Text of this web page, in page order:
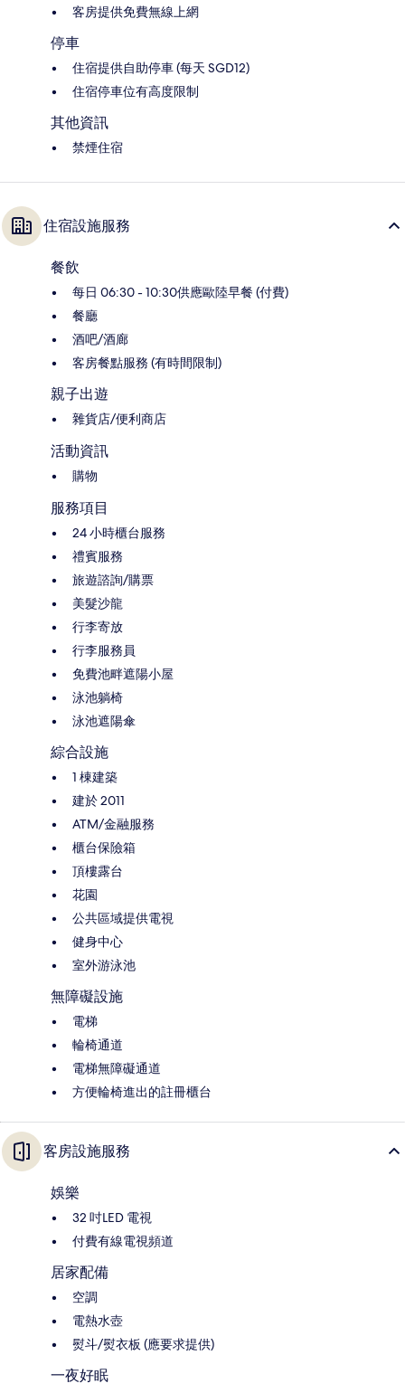
客房提供免費無線上網
停車
住宿提供自助停車 (每天 SGD12)
住宿停車位有高度限制
其他資訊
禁煙住宿
住宿設施服務
餐飲
每日 06:30 - 10:30供應歐陸早餐 (付費)
餐廳
酒吧/酒廊
客房餐點服務 (有時間限制)
親子出遊
雜貨店/便利商店
活動資訊
購物
服務項目
24 小時櫃台服務
禮賓服務
旅遊諮詢/購票
美髮沙龍
行李寄放
行李服務員
免費池畔遮陽小屋
泳池躺椅
泳池遮陽傘
綜合設施
1 棟建築
建於 2011
ATM/金融服務
櫃台保險箱
頂樓露台
花園
公共區域提供電視
健身中心
室外游泳池
無障礙設施
電梯
輪椅通道
電梯無障礙通道
方便輪椅進出的註冊櫃台
客房設施服務
娛樂
32 吋LED 電視
付費有線電視頻道
居家配備
空調
電熱水壺
熨斗/熨衣板 (應要求提供)
一夜好眠